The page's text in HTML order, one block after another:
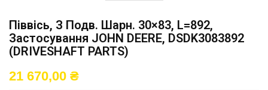
Піввісь, З Подв. Шарн. 30×83, L=892,
Застосування JOHN DEERE, DSDK3083892
(DRIVESHAFT PARTS)
21 670,00 ₴